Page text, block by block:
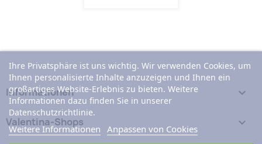
Informationen 
Valentina-Shops 
Ihre Privatsphäre ist uns wichtig. Wir verwenden Cookies, um
Ihnen personalisierte Inhalte anzuzeigen und Ihnen ein
großartiges Website-Erlebnis zu bieten. Weitere
Informationen dazu finden Sie in unserer
Datenschutzrichtlinie.
Weitere Informationen Anpassen von Cookies